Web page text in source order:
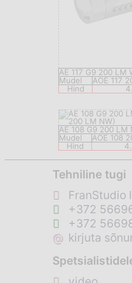
AE 117 G9 200 LM
Mudel
AOE 117
Hind
AE 108 G9 200 LM
Mudel
AOE 108
Hind
Tehniline tugi
FranStudio
+372
+372
@ kirjuta